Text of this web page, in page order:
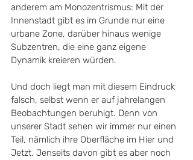
anderem am Monozentrismus: Mit der
Innenstadt gibt es im Grunde nur eine
urbane Zone, darüber hinaus wenige
Subzentren, die eine ganz eigene
Dynamik kreieren würden.
Und doch liegt man mit diesem Eindruck
falsch, selbst wenn er auf jahrelangen
Beobachtungen beruhigt. Denn von
unserer Stadt sehen wir immer nur einen
Teil, nämlich ihre Oberfläche im Hier und
Jetzt. Jenseits davon gibt es aber noch